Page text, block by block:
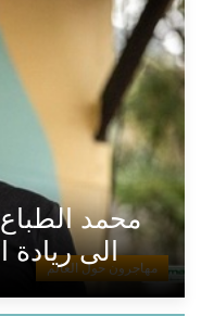
مهاجرون حول العالم
محمد
الى ريادة